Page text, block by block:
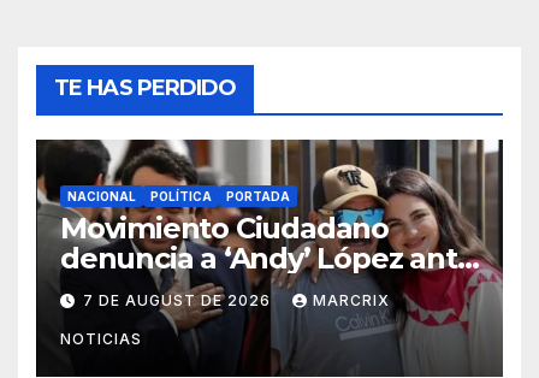
TE HAS PERDIDO
NACIONAL POLÍTICA PORTADA
Movimiento Ciudadano
denuncia a ‘Andy’ López ante
el INE por actos anticipados
de campaña
7 DE AUGUST DE 2026 MARCRIX
NOTICIAS